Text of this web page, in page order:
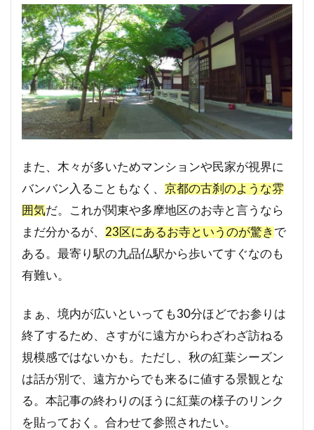
また、木々が多いためマンションや民家が視界に
バンバン入ることもなく、 京都の古刹のような雰
囲気だ。これが関東や多摩地区のお寺と言うなら
まだ分かるが、 23区にあるお寺というのが驚き で
ある。最寄り駅の九品仏駅から歩いてすぐなのも
有難い。
まぁ、境内が広いといっても30分ほどでお参りは
終了するため、さすがに遠方からわざわざ訪ねる
規模感ではないかも。ただし、秋の紅葉シーズン
は話が別で、遠方からでも来るに値する景観とな
る。本記事の終わりのほうに紅葉の様子のリンク
を貼っておく。合わせて参照されたい。